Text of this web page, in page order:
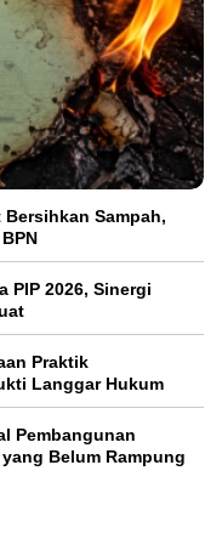
Sampah,
PIP 2026, Sinergi
Praktik
Langgar Hukum
Pembangunan
Belum Rampung